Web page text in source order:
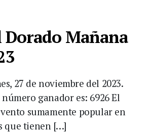
Dorado Mañana
27 de noviembre del 2023.
ganador es: 6926 El
sumamente popular en
que tienen […]